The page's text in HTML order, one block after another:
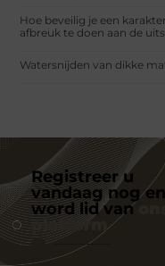
Hoe beveilig je een
afbreuk te doen aan de
Watersnijden van dikke
Registreer u
vandaag nog en
word lid van
platform